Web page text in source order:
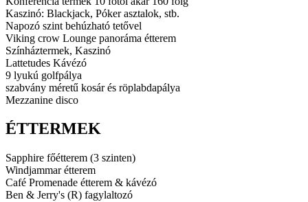
Kaszinó: Blackjack, Póker asztalok, stb.
Napozó szint behúzható tetővel
Viking crow Lounge panoráma étterem
Színháztermek, Kaszinó
Lattetudes Kávézó
9 lyukú golfpálya
szabvány méretű kosár és röplabdapálya
Mezzanine disco
ÉTTERMEK
Sapphire főétterem (3 szinten)
Windjammar étterem
Café Promenade étterem & kávézó
Ben & Jerry's (R) fagylaltozó